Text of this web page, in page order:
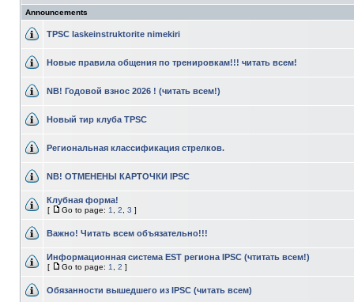
Announcements
TPSC laskeinstruktorite nimekiri
Новые правила общения по тренировкам!!! читать всем!
NB! Годовой взнос 2026 ! (читать всем!)
Новый тир клуба TPSC
Региональная классификация стрелков.
NB! ОТМЕНЕНЫ КАРТОЧКИ IPSC
Клубная форма!
[ Go to page: 1 2 3 ]
Важно! Читать всем объязательно!!!
Информационная система EST региона IPSC (чтитать всем!)
[ Go to page: 1 2 ]
Обязанности вышедшего из IPSC (читать всем)